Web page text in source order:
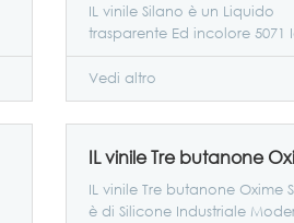
IL vinile Silano è un Liquido
trasparente Ed incolore 5071
Vedi altro
IL vinile Tre butanone Oxime
è di Silicone Industriale